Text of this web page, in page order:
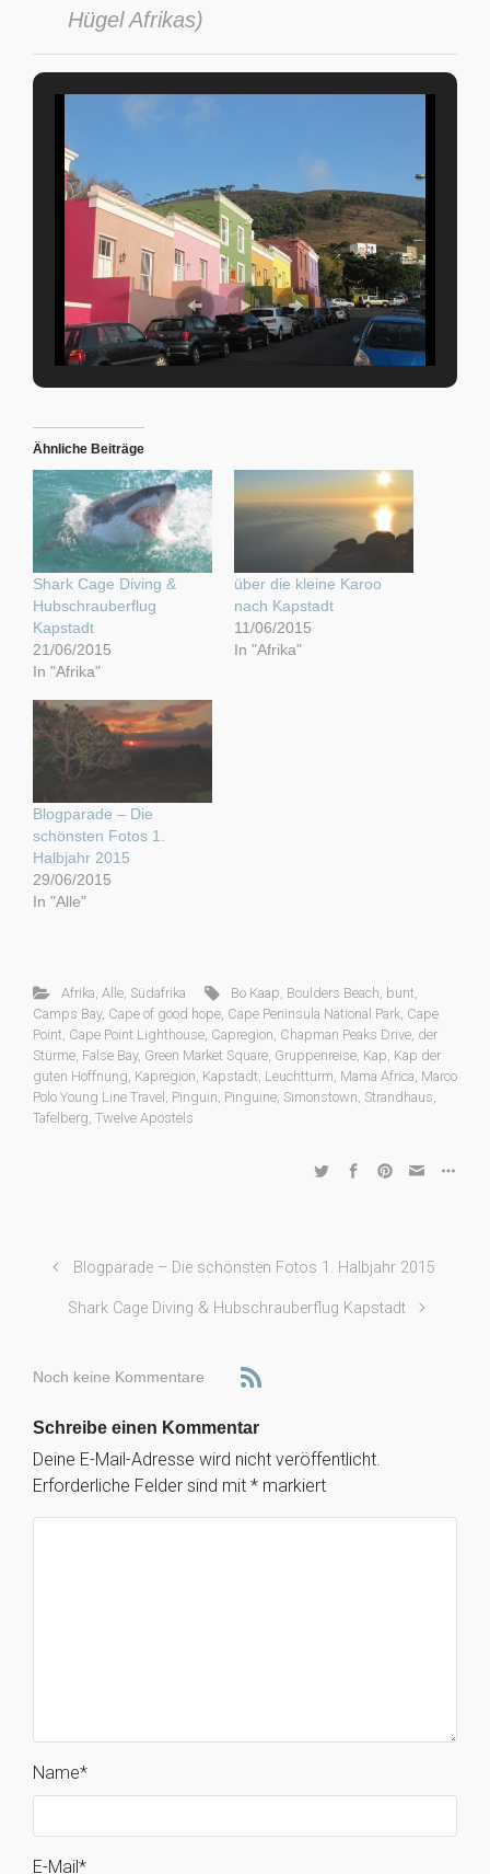
Hügel Afrikas)
Ähnliche Beiträge
Shark Cage Diving &
Hubschrauberflug
Kapstadt
21/06/2015
In "Afrika"
über die kleine Karoo
nach Kapstadt
11/06/2015
In "Afrika"
Blogparade – Die
schönsten Fotos 1.
Halbjahr 2015
29/06/2015
In "Alle"
Afrika Alle, Südafrika Bo Kaap Boulders Beach bunt
Camps Bay, Cape of good hope Cape Peninsula National Park Cape
Point Cape Point Lighthouse Capregion Chapman Peaks Drive der
Stürme False Bay, Green Market Square Gruppenreise Kap Kap der
guten Hoffnung Kapregion Kapstadt Leuchtturm Mama Africa Marco
Polo Young Line Travel Pinguin Pinguine Simonstown Strandhaus
Tafelberg Twelve Apostels
Blogparade – Die schönsten Fotos 1. Halbjahr 2015
Shark Cage Diving & Hubschrauberflug Kapstadt
Noch keine Kommentare
Schreibe einen Kommentar
Deine E-Mail-Adresse wird nicht veröffentlicht.
Erforderliche Felder sind mit * markiert
Name*
E-Mail*